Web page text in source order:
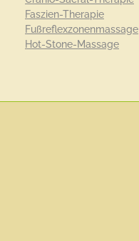
Faszien-Therapie
Fußreflexzonenmassage
Hot-Stone-Massage